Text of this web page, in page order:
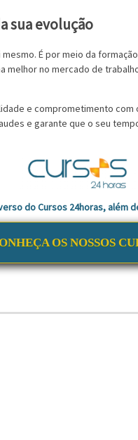
sua evolução
É por meio da
no mercado de
e comprometimento com
e garante que o seu
do Cursos 24horas, além
OS NOSSOS